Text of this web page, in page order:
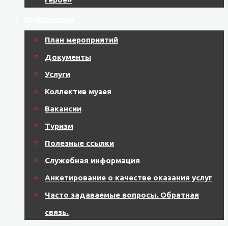
План мероприятий
Документы
Услуги
Коллектив музея
Вакансии
Туризм
Полезные ссылки
Служебная информация
Анкетирование о качестве оказания услуг
Часто задаваемые вопросы. Обратная
связь.